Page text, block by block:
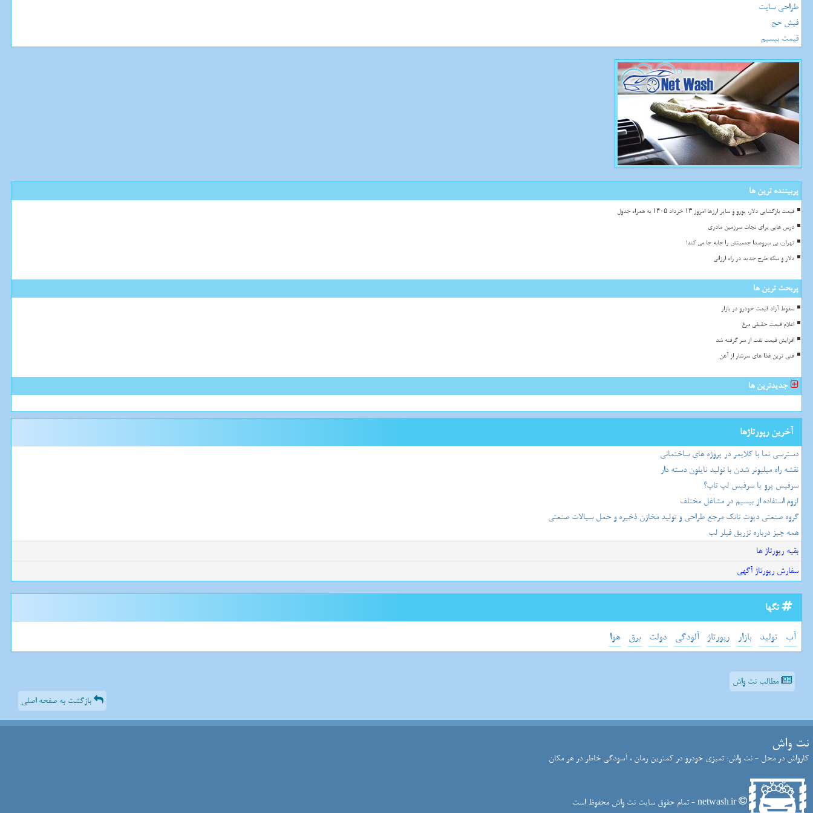
طراحی سایت
فیش حج
قیمت بیسیم
پربیننده ترین ها
قیمت بازگشایی دلار، یورو و سایر ارزها امروز ۱۳ خرداد ۱۴۰۵ به همراه جدول
درس هایی برای نجات سرزمین مادری
تهران، بی سروصدا جمعیتش را جابه جا می کند!
دلار و سکه طرح جدید در راه ارزانی
پربحث ترین ها
سقوط آزاد قیمت خودرو در بازار
اعلام قیمت حقیقی مرغ
افزایش قیمت نفت از سر گرفته شد
غنی ترین غذا های سرشار از آهن
جدیدترین ها
آخرین رپورتاژها
دسترسی نما با کلایمر در پروژه های ساختمانی
نقشه راه میلیونر شدن با تولید نایلون دسته دار
سرفیس پرو یا سرفیس لپ تاپ؟
لزوم استفاده از بیسیم در مشاغل مختلف
گروه صنعتی دپوت تانک مرجع طراحی و تولید مخازن ذخیره و حمل سیالات صنعتی
همه چیز درباره تزریق فیلر لب
بقیه رپورتاژ ها
سفارش رپورتاژ آگهی
تگها
آب تولید بازار رپورتاژ آلودگی دولت برق هوا
مطالب نت واش
بازگشت به صفحه اصلی
نت واش
کارواش در محل - نت واش: تمیزی خودرو در کمترین زمان ، آسودگی خاطر در هر مکان
netwash.ir - تمام حقوق سایت نت واش محفوظ است